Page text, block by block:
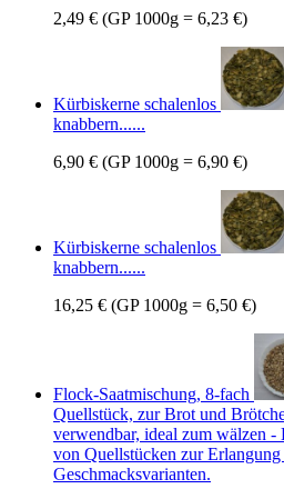
2,49 € (GP 1000g = 6,23 €)
Kürbiskerne schalenlos
knabbern......
6,90 € (GP 1000g = 6,90 €)
Kürbiskerne schalenlos
knabbern......
16,25 € (GP 1000g = 6,50 €)
Flock-Saatmischung, 8-fach
Quellstück, zur Brot und
verwendbar, ideal zum wälzen
von Quellstücken zur
Geschmacksvarianten.